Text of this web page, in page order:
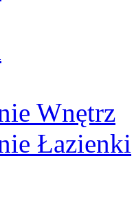
Wnętrz
Łazienki